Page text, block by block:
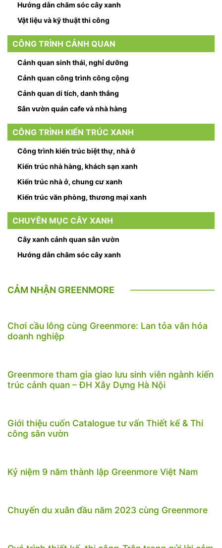
Hướng dẫn chăm sóc cây xanh
Vật liệu và kỹ thuật thi công
CÔNG TRÌNH CẢNH QUAN
Cảnh quan sinh thái, nghỉ dưỡng
Cảnh quan công trình công cộng
Cảnh quan di tích, danh thắng
Sân vườn quán cafe và nhà hàng
CÔNG TRÌNH KIẾN TRÚC XANH
Công trình kiến trúc biệt thự, nhà ở
Kiến trúc nhà hàng, khách sạn xanh
Kiến trúc nhà ở, chung cư xanh
Kiến trúc văn phòng, thương mại xanh
CHUYÊN MỤC CÂY XANH
Cây xanh cảnh quan sân vườn
Hướng dẫn chăm sóc cây xanh
CẢM NHẬN GREENMORE
Chơi cầu lông cùng Greenmore: Lan tỏa văn hóa
doanh nghiệp
Greenmore tham gia giao lưu sinh viên ngành kiến
trúc cảnh quan – ĐH Xây Dựng Hà Nội
Giới thiệu cuốn Catalogue tư vấn Thiết kế & Thi
công sân vườn
Kỷ niệm 9 năm thành lập Greenmore Việt Nam
Chuyến du xuân đầu năm 2023 cùng Greenmore